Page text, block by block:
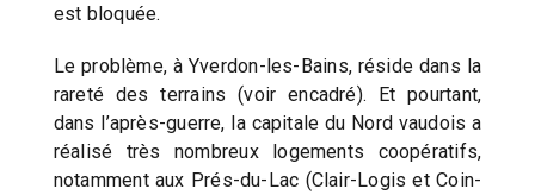
est bloquée.
Le problème, à Yverdon-les-Bains, réside dans la
rareté des terrains (voir encadré). Et pourtant,
dans l’après-guerre, la capitale du Nord vaudois a
réalisé très nombreux logements coopératifs,
notamment aux Prés-du-Lac (Clair-Logis et Coin-